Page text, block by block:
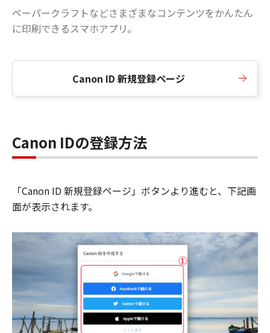
ペーパークラフトなどさまざまなコンテンツをかんたん
に印刷できるスマホアプリ。
Canon ID 新規登録ページ
Canon IDの登録方法
「Canon ID 新規登録ページ」ボタンより進むと、下記画
面が表示されます。